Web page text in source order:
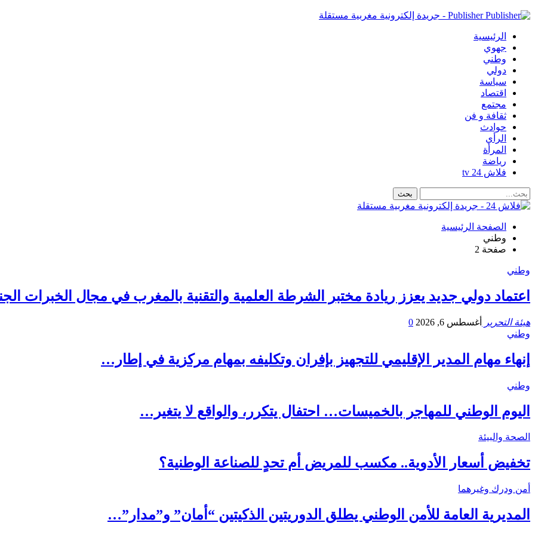
Publisher - جريدة إلكترونية مغربية مستقلة
الرئيسية
جهوي
وطني
دولي
سياسة
اقتصاد
مجتمع
ثقافة و فن
حوادث
الرأي
المرأة
رياضة
فلاش 24 tv
الصفحة الرئيسية
وطني
صفحة 2
وطني
اعتماد دولي جديد يعزز ريادة مختبر الشرطة العلمية والتقنية بالمغرب في مجال الخبرات
هيئة التحرير أغسطس 6, 2026
0
وطني
إنهاء مهام المدير الإقليمي للتجهيز بإفران وتكليفه بمهام مركزية في إطار…
وطني
اليوم الوطني للمهاجر بالخميسات… احتفال يتكرر، والواقع لا يتغير…
الصحة والبيئة
تخفيض أسعار الأدوية.. مكسب للمريض أم تحدٍ للصناعة الوطنية؟
أمن ودرك وغيرهما
المديرية العامة للأمن الوطني يطلق الدوريتين الذكيتين “أمان” و”مدار”…